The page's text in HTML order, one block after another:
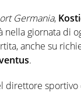
Germania,
nella giornata di
anche su
.
direttore